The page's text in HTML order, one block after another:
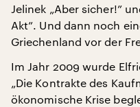
Jelinek „Aber sicher!”
Akt”. Und dann noch
Griechenland vor der
Im Jahr 2009 wurde
„Die Kontrakte des
ökonomische Krise